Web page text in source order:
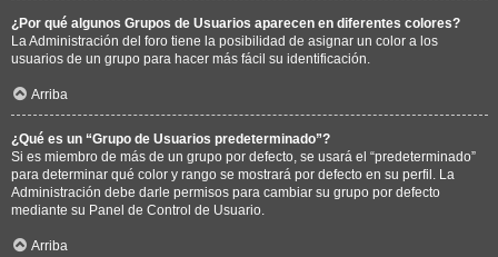
¿Por qué algunos Grupos de Usuarios aparecen en diferentes colores?
La Administración del foro tiene la posibilidad de asignar un color a los
usuarios de un grupo para hacer más fácil su identificación.
Arriba
¿Qué es un “Grupo de Usuarios predeterminado”?
Si es miembro de más de un grupo por defecto, se usará el “predeterminado”
para determinar qué color y rango se mostrará por defecto en su perfil. La
Administración debe darle permisos para cambiar su grupo por defecto
mediante su Panel de Control de Usuario.
Arriba